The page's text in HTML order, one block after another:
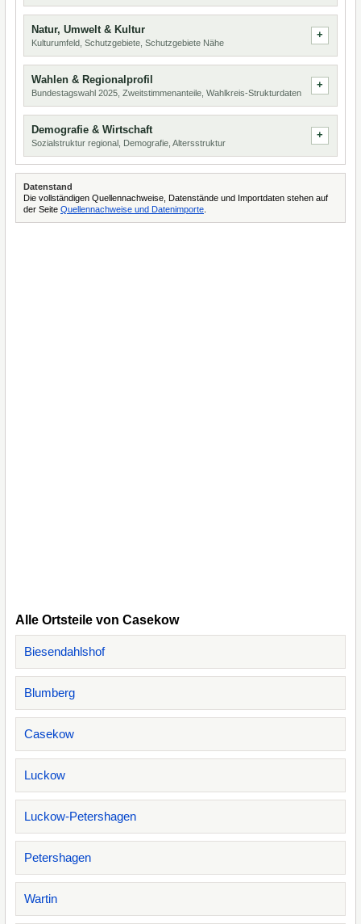
Natur, Umwelt & Kultur
Kulturumfeld, Schutzgebiete, Schutzgebiete Nähe
Wahlen & Regionalprofil
Bundestagswahl 2025, Zweitstimmenanteile, Wahlkreis-Strukturdaten
Demografie & Wirtschaft
Sozialstruktur regional, Demografie, Altersstruktur
Datenstand
Die vollständigen Quellennachweise, Datenstände und Importdaten stehen auf
der Seite Quellennachweise und Datenimporte
Alle Ortsteile von Casekow
Biesendahlshof
Blumberg
Casekow
Luckow
Luckow-Petershagen
Petershagen
Wartin